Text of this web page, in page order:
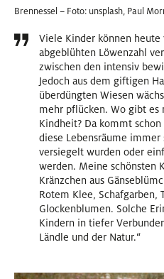
Brennessel – Foto: unsplash, Paul
Viele Kinder können
abgeblühten Löwenzahl
zwischen den intensiv
Jedoch aus dem giftigen
überdüngten Wiesen
mehr pflücken. Wo gibt es
Kindheit? Da kommt
diese Lebensräume
versiegelt wurden oder
werden. Meine schönsten
Kränzchen aus
Rotem Klee, Schafgarben,
Glockenblumen. Solche
Kindern in tiefer
Ländle und der Natur.“